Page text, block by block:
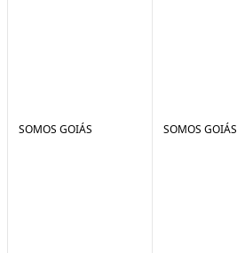
SOMOS GOIÁS SOMOS GOIÁS